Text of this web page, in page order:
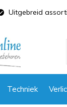
Techniek
Uitgebreid